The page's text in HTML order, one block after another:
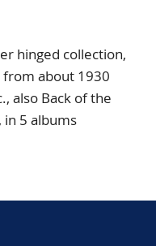
hinged collection,
from about 1930
also Back of the
in 5 albums